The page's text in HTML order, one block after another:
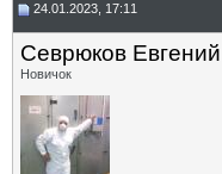
24.01.2023, 17:11
Севрюков Евгений
Новичок